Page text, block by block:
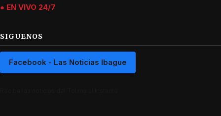
● EN VIVO 24/7
SIGUENOS
Facebook - Las Noticias Ibague